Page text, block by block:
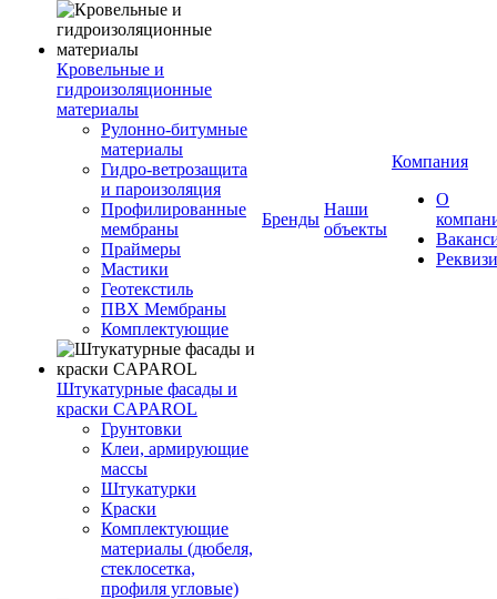
Кровельные и
гидроизоляционные
материалы
Рулонно-битумные
материалы
Гидро-ветрозащита
и пароизоляция
Профилированные
мембраны
Праймеры
Мастики
Геотекстиль
ПВХ Мембраны
Комплектующие
Штукатурные фасады и
краски CAPAROL
Грунтовки
Клеи, армирующие
массы
Штукатурки
Краски
Комплектующие
материалы (дюбеля,
стеклосетка,
профиля угловые)
Бренды
Наши
объекты
Компания
О